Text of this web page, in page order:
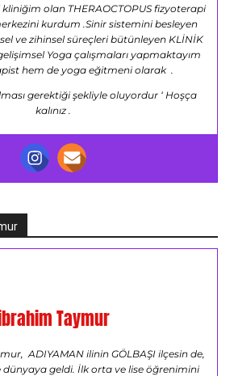
kliniğim olan THERAOCTOPUS fizyoterapi
kurdum .Sinir sistemini besleyen
ve zihinsel süreçleri bütünleyen KLİNİK
Yoga çalışmaları yapmaktayım
hem de yoga eğitmeni olarak .
gerektiği şekliyle oluyordur ‘ Hoşça
kalınız .
Taymur
ADIYAMAN ilinin GÖLBAŞI ilçesin de,
dünyaya geldi. İlk orta ve lise öğrenimini